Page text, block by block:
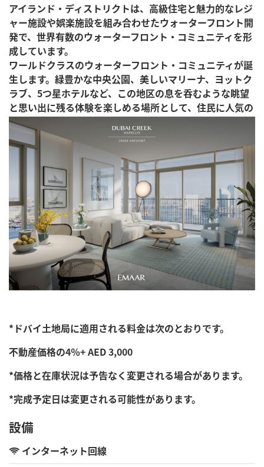
アイランド・ディストリクトは、高級住宅と魅力的なレジ
ャー施設や娯楽施設を組み合わせたウォーターフロント開
発で、世界有数のウォーターフロント・コミュニティを形
成しています。
ワールドクラスのウォーターフロント・コミュニティが誕
生します。緑豊かな中央公園、美しいマリーナ、ヨットク
ラブ、5つ星ホテルなど、この地区の息を呑むような眺望
と思い出に残る体験を楽しめる場所として、住民に人気の
ある場所となるでしょう。
*ドバイ土地局に適用される料金は次のとおりです。
不動産価格の4％+ AED 3,000
*価格と在庫状況は予告なく変更される場合があります。
*完成予定日は変更される可能性があります。
設備
インターネット回線